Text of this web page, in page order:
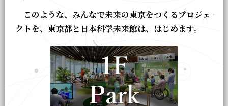
このような、みんなで未来の東京をつくるプロジェ
クトを、東京都と日本科学未来館は、はじめます。